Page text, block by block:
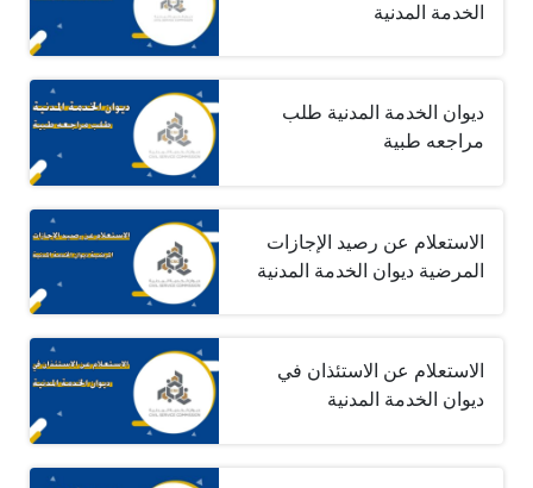
الخدمة المدنية
ديوان الخدمة المدنية طلب
مراجعه طبية
الاستعلام عن رصيد الإجازات
المرضية ديوان الخدمة المدنية
الاستعلام عن الاستئذان في
ديوان الخدمة المدنية